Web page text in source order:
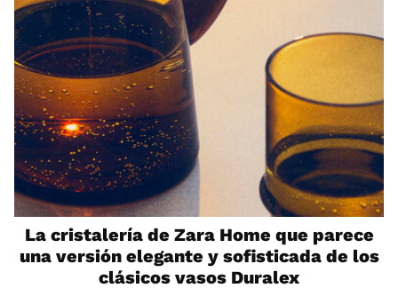
La cristalería de Zara Home que parece
una versión elegante y sofisticada de los
clásicos vasos Duralex